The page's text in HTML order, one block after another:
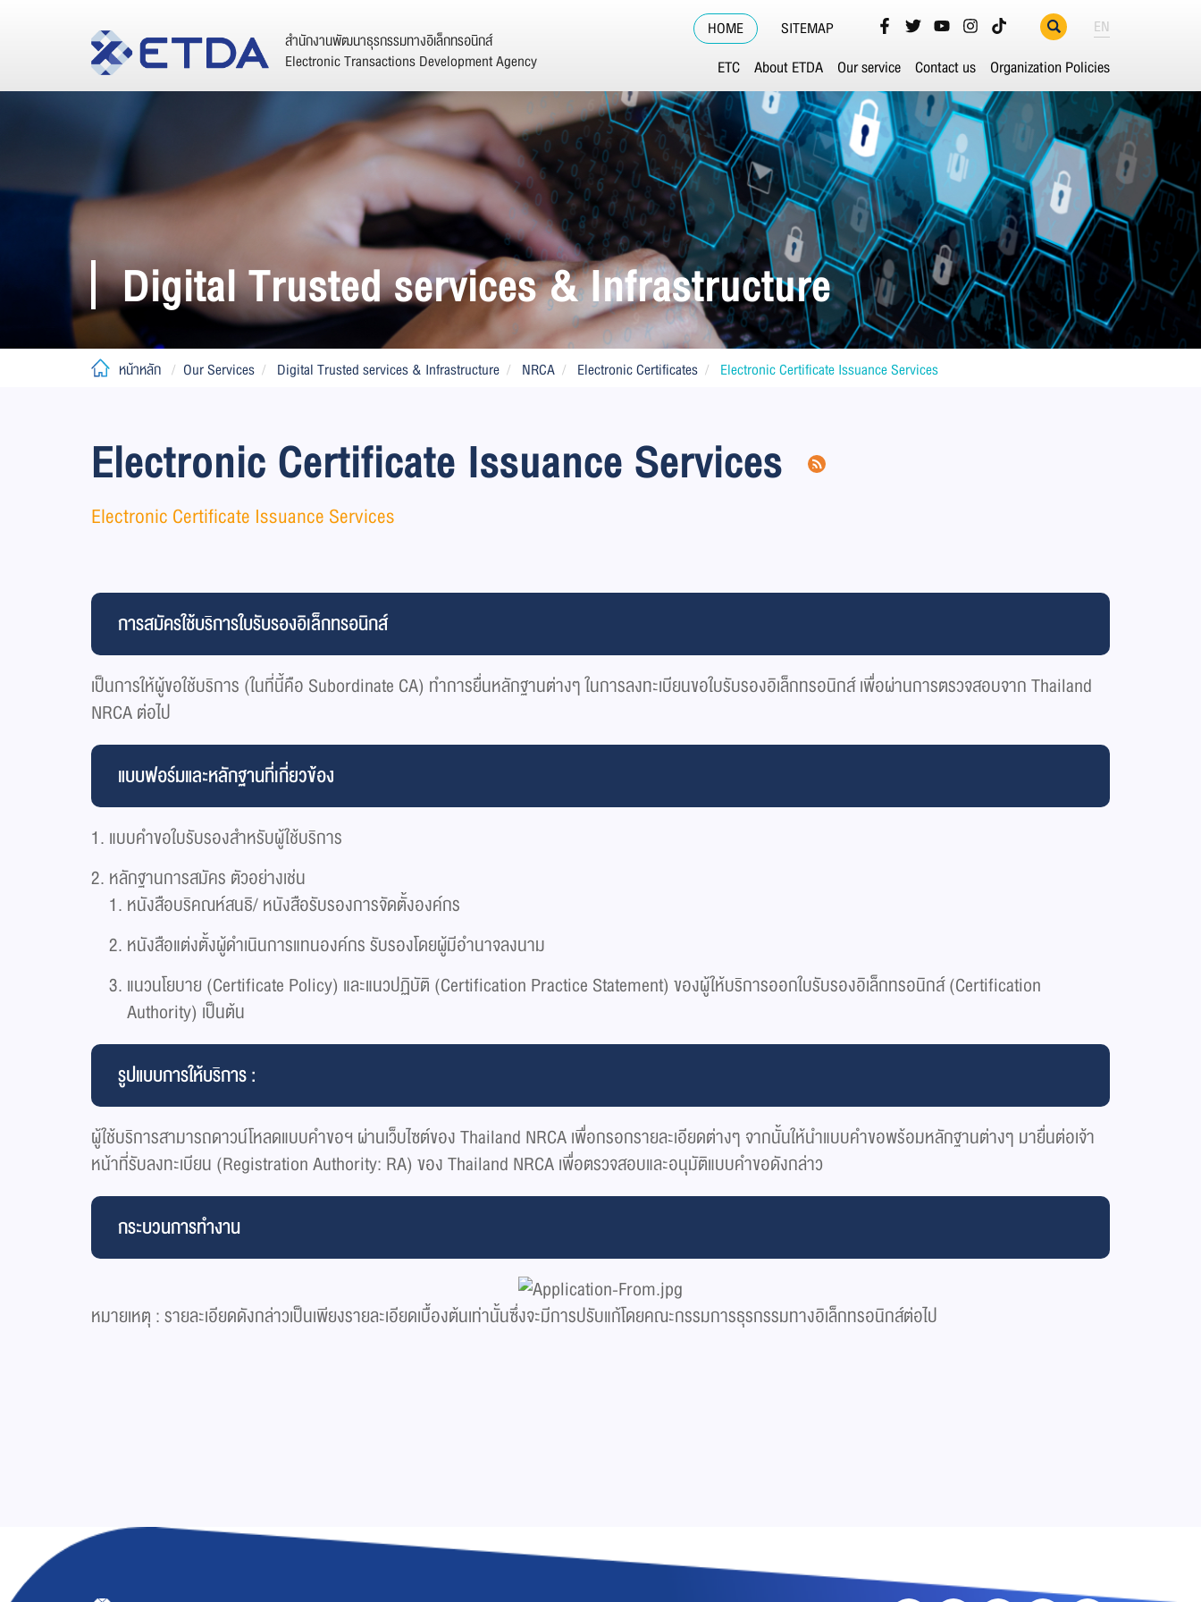
HOME SITEMAP EN
สำนักงานพัฒนาธุรกรรมทางอิเล็กทรอนิกส์
Electronic Transactions Development Agency
ETC About ETDA Our service Contact us Organization Policies
Digital Trusted services & Infrastructure
หน้าหลัก Our Services Digital Trusted services & Infrastructure NRCA Electronic Certificates Electronic Certificate Issuance Services
Electronic Certificate Issuance Services
Electronic Certificate Issuance Services
การสมัครใช้บริการใบรับรองอิเล็กทรอนิกส์
เป็นการให้ผู้ขอใช้บริการ (ในที่นี้คือ Subordinate CA) ทำการยื่นหลักฐานต่างๆ ในการลงทะเบียนขอใบรับรองอิเล็กทรอนิกส์ เพื่อผ่านการตรวจสอบจาก Thailand
NRCA ต่อไป
แบบฟอร์มและหลักฐานที่เกี่ยวข้อง
แบบคำขอใบรับรองสำหรับผู้ใช้บริการ
หลักฐานการสมัคร ตัวอย่างเช่น
​หนังสือบริคณห์สนธิ/ หนังสือรับรองการจัดตั้งองค์กร
หนังสือแต่งตั้งผู้ดำเนินการแทนองค์กร รับรองโดยผู้มีอำนาจลงนาม
แนวนโยบาย (Certificate Policy) และแนวปฏิบัติ (Certification Practice Statement) ของผู้ให้บริการออกใบรับรองอิเล็กทรอนิกส์ (Certification
Authority) เป็นต้น
รูปแบบการให้บริการ :
ผู้ใช้บริการสามารถดาวน์โหลดแบบคำขอฯ ผ่านเว็บไซต์ของ Thailand NRCA เพื่อกรอกรายละเอียดต่างๆ จากนั้นให้นำแบบคำขอพร้อมหลักฐานต่างๆ มายื่นต่อเจ้า
หน้าที่รับลงทะเบียน (Registration Authority: RA) ของ Thailand NRCA เพื่อตรวจสอบและอนุมัติแบบคำขอดังกล่าว
กระบวนการทำงาน
หมายเหตุ : รายละเอียดดังกล่าวเป็นเพียงรายละเอียดเบื้องต้นเท่านั้นซึ่งจะมีการปรับแก้โดยคณะกรรมการธุรกรรมทางอิเล็กทรอนิกส์ต่อไป